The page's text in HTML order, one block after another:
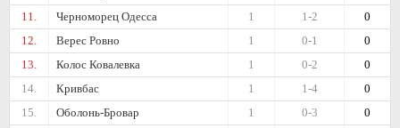
11.
Черноморец Одесса 0
1-2
1
12.
Верес Ровно 0
0-1
1
13.
Колос Ковалевка 0
0-2
1
14.
Кривбас 0
1-4
1
15.
Оболонь-Бровар 0
0-3
1